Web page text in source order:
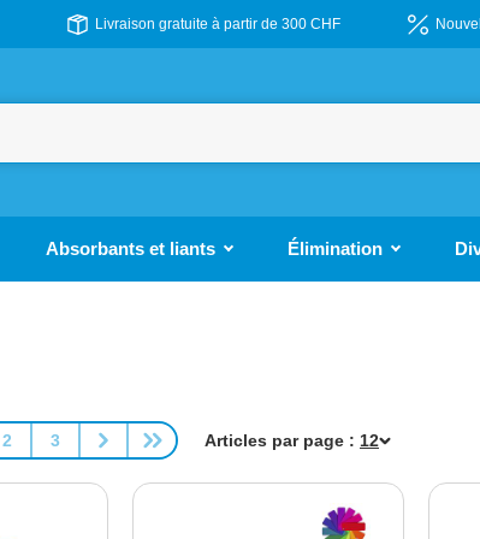
Livraison gratuite à partir de 300 CHF
Absorbants et liants Élimination
Page
2
Page
3 Articles par page :